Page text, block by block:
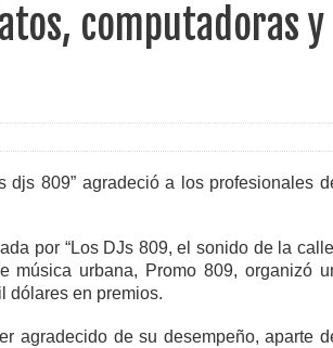
computadoras y
djs 809” agradeció a los profesionales
por “Los DJs 809, el sonido de la
música urbana, Promo 809, organizó
dólares en premios.
agradecido de su desempeño, aparte